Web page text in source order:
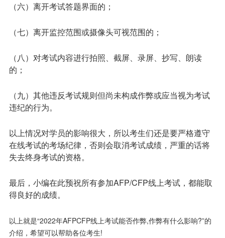
（六）离开考试答题界面的；
（七）离开监控范围或摄像头可视范围的；
（八）对考试内容进行拍照、截屏、录屏、抄写、朗读
的；
（九）其他违反考试规则但尚未构成作弊或应当视为考试
违纪的行为。
以上情况对学员的影响很大，所以考生们还是要严格遵守
在线考试的考场纪律，否则会取消考试成绩，严重的话将
失去终身考试的资格。
最后，小编在此预祝所有参加AFP/CFP线上考试，都能取
得良好的成绩。
以上就是“2022年AFPCFP线上考试能否作弊,作弊有什么影响?”的
介绍，希望可以帮助各位考生!